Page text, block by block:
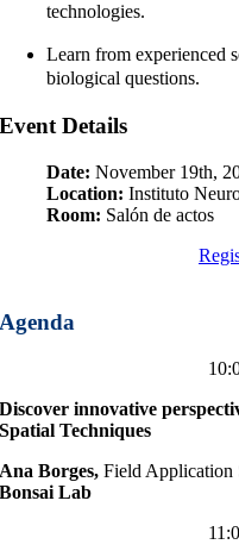
technologies.
Learn from experienced
biological questions.
Event Details
Date: November 19th,
Location: Instituto
Room: Salón de actos
Agenda
Discover innovative
Spatial Techniques
Ana Borges,Field Application
Bonsai Lab